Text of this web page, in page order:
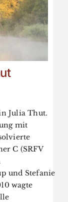
Julia Thut.
mit
C (SRFV
und Stefanie
wagte